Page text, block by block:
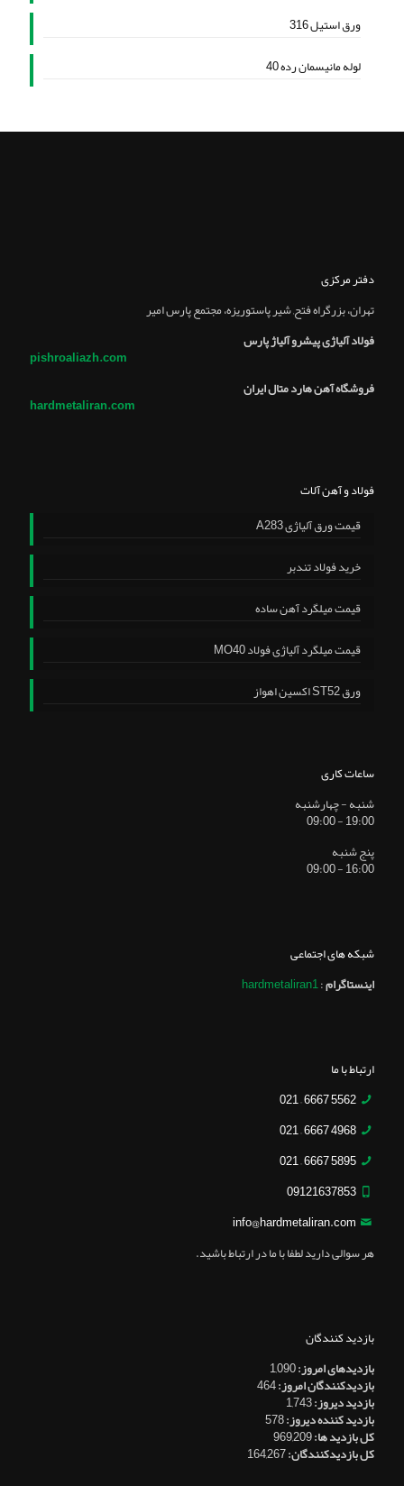
ورق استیل 316
لوله مانیسمان رده 40
دفتر مرکزی
تهران، بزرگراه فتح, شير پاستوريزه، مجتمع پارس امير
فولاد آلیاژی پیشرو آلیاژ پارس
pishroaliazh.com
فروشگاه آهن هارد متال ایران
hardmetaliran.com
فولاد و آهن آلات
قیمت ورق آلیاژی A283
خرید فولاد تندبر
قیمت میلگرد آهن ساده
قیمت میلگرد آلیاژی فولاد MO40
ورق ST52 اکسین اهواز
ساعات کاری
شنبه - چهارشنبه
19:00 - 09:00
پنج شنبه
16:00 - 09:00
شبکه های اجتماعی
اینستاگرام:
hardmetaliran1
ارتباط با ما
5562 6667 – 021
4968 6667 – 021
5895 6667 – 021
09121637853
info@hardmetaliran.com
هر سوالی دارید لطفا با ما در ارتباط باشید.
بازدید کنندگان
بازدیدهای امروز:1,090
بازدیدکنندگان امروز:464
بازدید دیروز:1,743
بازدید کننده دیروز:578
کل بازدید ها:969,209
کل بازدیدکنند‌گان:164,267